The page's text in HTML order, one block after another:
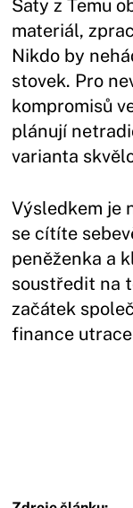
Šaty z Temu
materiál,
Nikdo by
stovek. Pro
kompromisů
plánují
varianta
Výsledkem je
se cítíte
peněženka a
soustředit na
začátek
finance